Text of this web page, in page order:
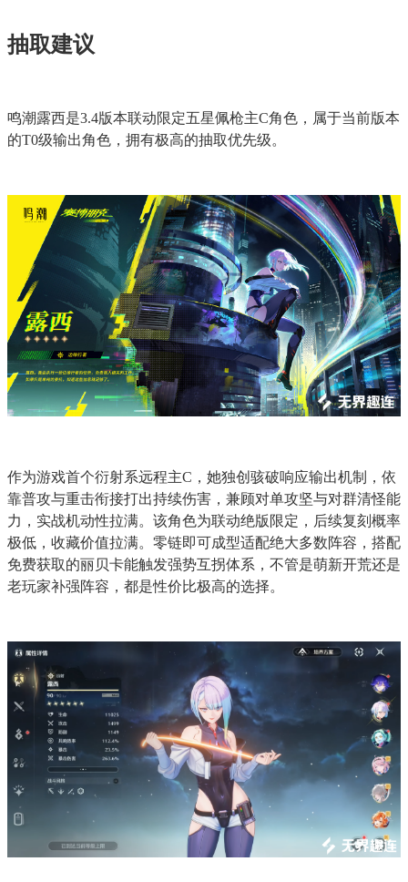
抽取建议
鸣潮露西是3.4版本联动限定五星佩枪主C角色，属于当前版本
的T0级输出角色，拥有极高的抽取优先级。
作为游戏首个衍射系远程主C，她独创骇破响应输出机制，依
靠普攻与重击衔接打出持续伤害，兼顾对单攻坚与对群清怪能
力，实战机动性拉满。该角色为联动绝版限定，后续复刻概率
极低，收藏价值拉满。零链即可成型适配绝大多数阵容，搭配
免费获取的丽贝卡能触发强势互拐体系，不管是萌新开荒还是
老玩家补强阵容，都是性价比极高的选择。